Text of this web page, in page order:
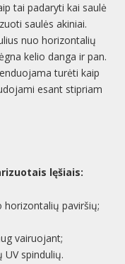
tai padaryti kai saulė
saulės akiniai.
nuo horizontalių
kelio danga ir pan.
turėti kaip
esant stipriam
lęšiais:
horizontalių paviršių;
vairuojant;
spindulių.